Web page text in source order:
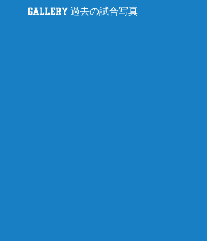
gallery 過去の試合写真